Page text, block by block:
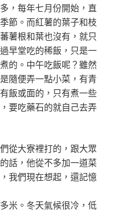
，每年七月份開始，直
節。而紅薯的葉子和枝
薯根和葉也沒有，就只
早堂吃的稀飯，只是一
的。中午吃飯呢？雖然
隨便弄一點小菜，有青
飯或面的，只有煮一些
要吃藥石的就自己去弄
從大寮裡打的，跟大眾
話，他從不多加一道菜
我們現在想起，還記憶
米。冬天氣候很冷，低